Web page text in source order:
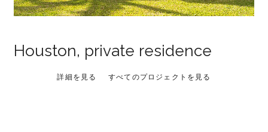
Houston, private residence
詳細を見る すべてのプロジェクトを見る